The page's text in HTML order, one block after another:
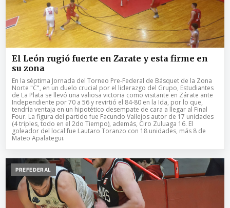
El León rugió fuerte en Zarate y esta firme en
su zona
En la séptima Jornada del Torneo Pre-Federal de Básquet de la Zona
Norte "C", en un duelo crucial por el liderazgo del Grupo, Estudiantes
de La Plata se llevó una valiosa victoria como visitante en Zárate ante
Independiente por 70 a 56 y revirtió el 84-80 en la Ida, por lo que,
tendría ventaja en un hipotético desempate de cara a llegar al Final
Four. La figura del partido fue Facundo Vallejos autor de 17 unidades
(4 triples, todo en el 2do Tiempo), además, Ciro Zuluaga 16. El
goleador del local fue Lautaro Toranzo con 18 unidades, más 8 de
Mateo Apalategui.
PREFEDERAL